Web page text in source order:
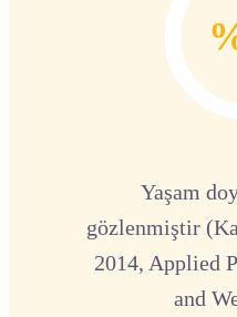
Yaşam
gözlenmiştir
2014, Applied
and